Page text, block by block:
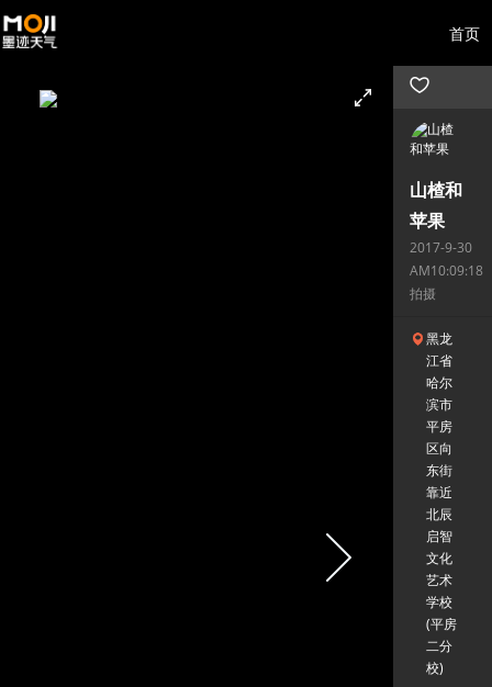
首页
山楂和
苹果
2017-9-30
AM10:09:18
拍摄
黑龙
江省
哈尔
滨市
平房
区向
东街
靠近
北辰
启智
文化
艺术
学校
(平房
二分
校)